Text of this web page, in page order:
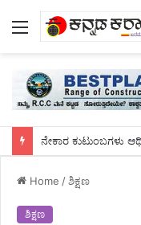
Menu
Home /ಶಿಕ್ಷಣ
ಶಿಕ್ಷಣ